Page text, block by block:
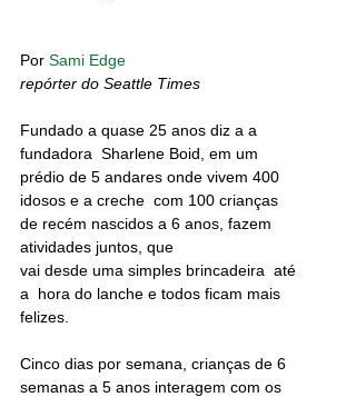
Por Sami Edge
repórter do Seattle Times
Fundado a quase 25 anos diz a a
fundadora  Sharlene Boid, em um
prédio de 5 andares onde vivem 400
idosos e a creche  com 100 crianças
de recém nascidos a 6 anos, fazem
atividades juntos, que
vai desde uma simples brincadeira  até
a  hora do lanche e todos ficam mais
felizes.
Cinco dias por semana, crianças de 6
semanas a 5 anos interagem com os